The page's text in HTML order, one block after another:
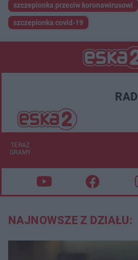
szczepionka przeciw koronawirusowi
szczepionka covid-19
TERAZ
GRAMY
NAJNOWSZE Z DZIAŁU: